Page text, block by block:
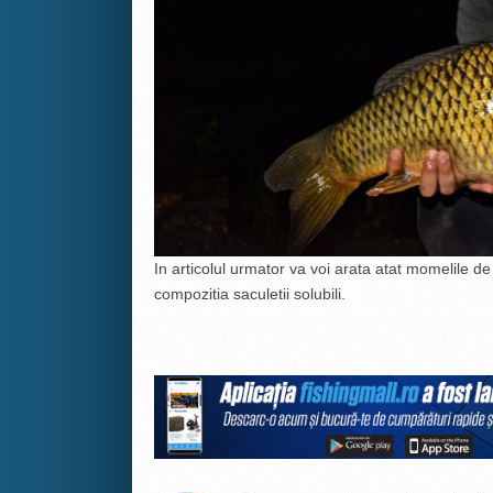
In articolul urmator va voi arata atat momelile
compozitia saculetii solubili.